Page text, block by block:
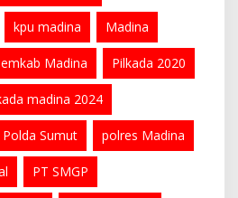
kpu madina Madina
Madina Pilkada 2020
madina 2024
Polda Sumut polres Madina
PT SMGP